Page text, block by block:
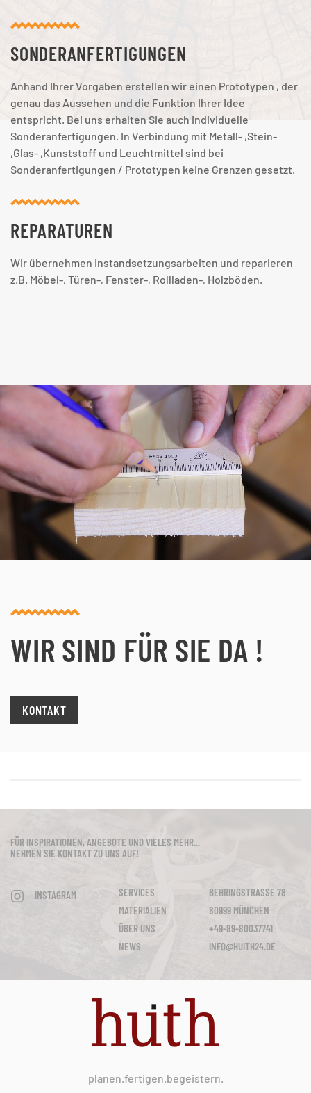
SONDER­AN­FERTI­GUNGEN
Anhand Ihrer Vorgaben erstellen wir einen Prototypen , der
genau das Aussehen und die Funktion Ihrer Idee
entspricht. Bei uns erhalten Sie auch individuelle
Sonderanfertigungen. In Verbindung mit Metall- ,Stein-
,Glas- ,Kunststoff und Leuchtmittel sind bei
Sonderanfertigungen / Prototypen keine Grenzen gesetzt.
REPARA­TUREN
Wir übernehmen Instandsetzungsarbeiten und reparieren
z.B. Möbel-, Türen-, Fenster-, Rollladen-, Holzböden.
WIR SIND FÜR SIE DA !
KONTAKT
FÜR INSPIRATIONEN, ANGEBOTE UND VIELES MEHR...
NEHMEN SIE KONTAKT ZU UNS AUF!
INSTAGRAM
SERVICES
MATERIALIEN
ÜBER UNS
NEWS
BEHRINGSTRASSE 78
80999 MÜNCHEN
+49-89-80037741
INFO@HUITH24.DE
planen.fertigen.begeistern.